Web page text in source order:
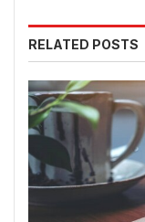
RELATED POSTS